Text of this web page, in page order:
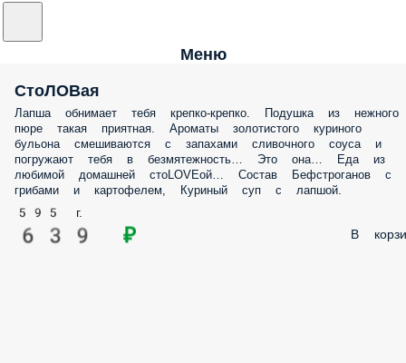
Меню
СтоЛОВая
Лапша обнимает тебя крепко-крепко. Подушка из нежного
пюре такая приятная. Ароматы золотистого куриного
бульона смешиваются с запахами сливочного соуса и
погружают тебя в безмятежность… Это она… Еда из
любимой домашней стоLOVEой… Состав Бефстроганов с
грибами и картофелем, Куриный суп с лапшой.
595 г.
639 ₽ В